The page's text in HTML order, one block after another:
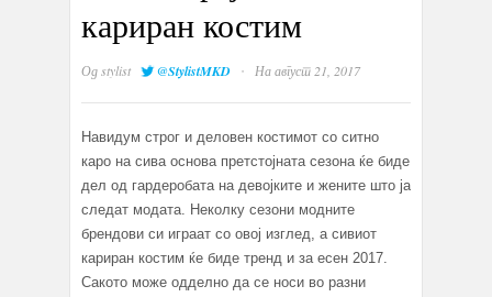
кариран костим
Одstylist @StylistMKD · На август 21, 2017
Навидум строг и деловен костимот со ситно
каро на сива основа претстојната сезона ќе биде
дел од гардеробата на девојките и жените што ја
следат модата. Неколку сезони модните
брендови си играат со овој изглед, a сивиот
кариран костим ќе биде тренд и за есен 2017.
Сакото може одделно да се носи во разни